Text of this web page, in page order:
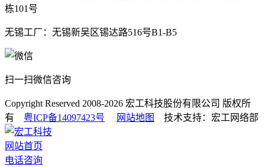
栋101号
无锡工厂：无锡新吴区锡达路516号B1-B5
扫一扫微信咨询
Copyright Reserved 2008-2026 宏工科技股份有限公司 版权所
有 粤ICP备14097423号 网站地图 技术支持：宏工网络部
网站首页
电话咨询